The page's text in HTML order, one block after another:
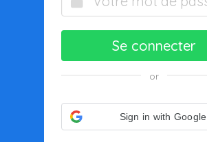
Se connecter
or
Sign in with Google